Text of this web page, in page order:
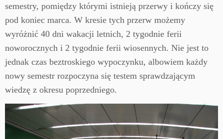
semestry, pomiędzy którymi istnieją przerwy i kończy się
pod koniec marca. W kresie tych przerw możemy
wyróżnić 40 dni wakacji letnich, 2 tygodnie ferii
noworocznych i 2 tygodnie ferii wiosennych. Nie jest to
jednak czas beztroskiego wypoczynku, albowiem każdy
nowy semestr rozpoczyna się testem sprawdzającym
wiedzę z okresu poprzedniego.